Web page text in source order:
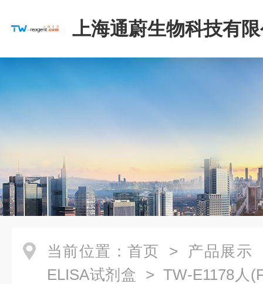
上海通蔚生物科技有
当前位置： 首页 > 产品展示
ELISA试剂盒 > TW-E1178人